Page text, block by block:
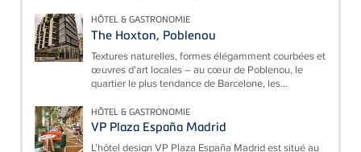
HÔTEL & GASTRONOMIE
The Hoxton, Poblenou
Textures naturelles, formes élégamment courbées et
œuvres d’art locales – au cœur de Poblenou, le
quartier le plus tendance de Barcelone, les...
HÔTEL & GASTRONOMIE
VP Plaza España Madrid
L’hôtel design VP Plaza España Madrid est situé au